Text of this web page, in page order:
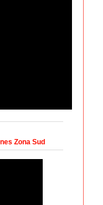
Zona Sud